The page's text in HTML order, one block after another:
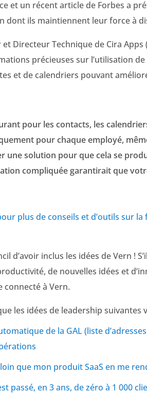
et un récent article de Forbes a
dont ils maintiennent leur force à
et Directeur Technique de Cira
précieuses sur l’utilisation
et de calendriers pouvant
pour les contacts, les
pour chaque employé,
une solution pour que cela se
compliquée garantirait que
plus de conseils et d’outils sur
d’avoir inclus les idées de Vern !
de nouvelles idées et
connecté à Vern.
les idées de leadership suivantes
de la GAL (liste
que mon produit SaaS en me
passé, en 3 ans, de zéro à 1 000